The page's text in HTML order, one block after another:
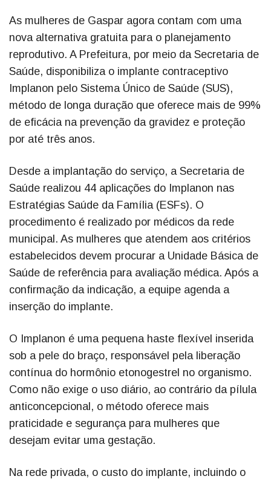
As mulheres de Gaspar agora contam com uma
nova alternativa gratuita para o planejamento
reprodutivo. A Prefeitura, por meio da Secretaria de
Saúde, disponibiliza o implante contraceptivo
Implanon pelo Sistema Único de Saúde (SUS),
método de longa duração que oferece mais de 99%
de eficácia na prevenção da gravidez e proteção
por até três anos.
Desde a implantação do serviço, a Secretaria de
Saúde realizou 44 aplicações do Implanon nas
Estratégias Saúde da Família (ESFs). O
procedimento é realizado por médicos da rede
municipal. As mulheres que atendem aos critérios
estabelecidos devem procurar a Unidade Básica de
Saúde de referência para avaliação médica. Após a
confirmação da indicação, a equipe agenda a
inserção do implante.
O Implanon é uma pequena haste flexível inserida
sob a pele do braço, responsável pela liberação
contínua do hormônio etonogestrel no organismo.
Como não exige o uso diário, ao contrário da pílula
anticoncepcional, o método oferece mais
praticidade e segurança para mulheres que
desejam evitar uma gestação.
Na rede privada, o custo do implante, incluindo o